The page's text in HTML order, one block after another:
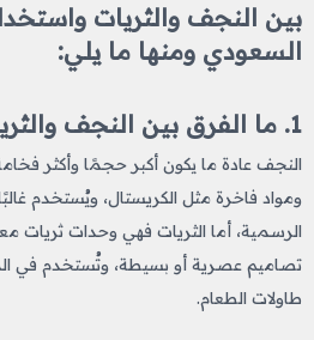
بين النجف والثريات
السعودي ومنها ما يلي:
1. ما الفرق بين النجف والثريات؟
النجف عادة ما يكون أكبر حجمًا وأكثر
ومواد فاخرة مثل الكريستال، ويُستخدم
الرسمية، أما الثريات فهي وحدات
تصاميم عصرية أو بسيطة، وتُستخدم في
طاولات الطعام.